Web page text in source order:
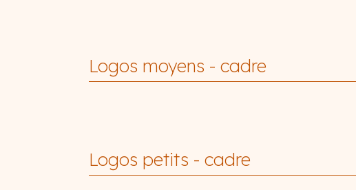
Logos moyens - cadre
Logos petits - cadre